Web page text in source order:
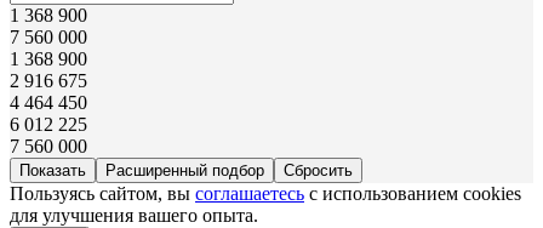
1 368 900
7 560 000
1 368 900
2 916 675
4 464 450
6 012 225
7 560 000
Расширенный подбор
Пользуясь сайтом, вы соглашаетесь с использованием cookies
для улучшения вашего опыта.